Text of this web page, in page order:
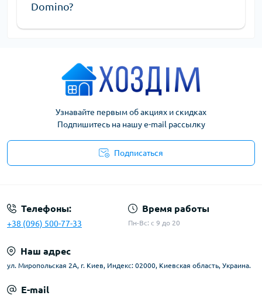
Domino?
Узнавайте первым об акциях и скидках
Подпишитесь на нашу e-mail рассылку
Подписаться
Телефоны:
+38 (096) 500-77-33
Время работы
Пн-Вс: с 9 до 20
Наш адрес
ул. Миропольская 2А, г. Киев, Индекс: 02000, Киевская область, Украина.
E-mail